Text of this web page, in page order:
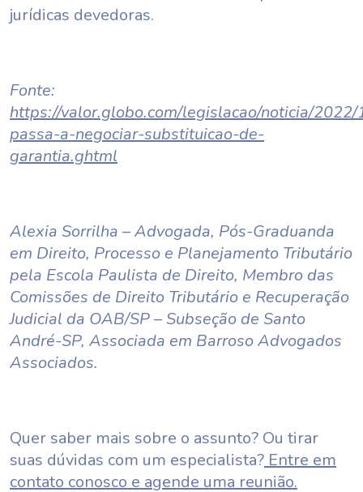
jurídicas devedoras.
Fonte:
https://valor.globo.com/legislacao/noticia/
passa-a-negociar-substituicao-de-
garantia.ghtml
Alexia Sorrilha – Advogada, Pós-Graduanda
em Direito, Processo e Planejamento Tributário
pela Escola Paulista de Direito, Membro das
Comissões de Direito Tributário e Recuperação
Judicial da OAB/SP – Subseção de Santo
André-SP, Associada em Barroso Advogados
Associados.
Quer saber mais sobre o assunto? Ou tirar
suas dúvidas com um especialista? Entre em
contato conosco e agende uma reunião.